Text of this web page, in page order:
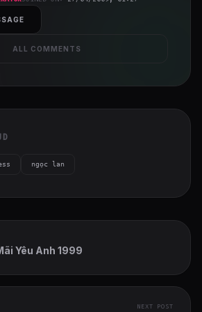
cover">
ALL COMMENTS
ngọc lan
Yêu Anh 1999
NEXT POST